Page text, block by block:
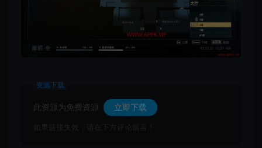
资源下载
此资源为免费资源 立即下载
如果链接失效，请在下方评论留言！